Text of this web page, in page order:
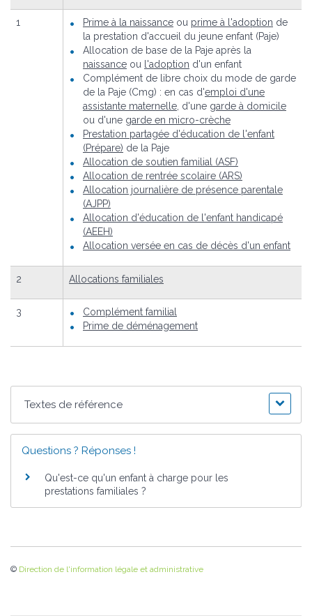
1 Prime à la naissance ou prime à l'adoption de
la prestation d'accueil du jeune enfant (Paje)
Allocation de base de la Paje après la
naissance ou l'adoption d'un enfant
Complément de libre choix du mode de garde
de la Paje (Cmg) : en cas d'emploi d'une
assistante maternelle , d'une garde à domicile
ou d'une garde en micro-crèche
Prestation partagée d'éducation de l'enfant
(Prépare) de la Paje
Allocation de soutien familial (ASF)
Allocation de rentrée scolaire (ARS)
Allocation journalière de présence parentale
(AJPP)
Allocation d'éducation de l'enfant handicapé
(AEEH)
Allocation versée en cas de décès d'un enfant
2 Allocations familiales
3
Complément familial
Prime de déménagement
Textes de référence
Questions ? Réponses !
Qu'est-ce qu'un enfant à charge pour les
prestations familiales ?
© Direction de l'information légale et administrative